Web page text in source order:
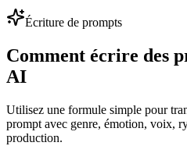
Écriture de prompts
Comment écrire des
AI
Utilisez une formule simple pour
prompt avec genre, émotion, voix,
production.